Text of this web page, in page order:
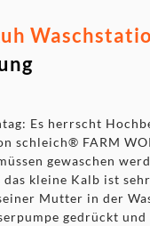
Es herrscht
schleich® FARM
gewaschen
das kleine Kalb ist
Mutter in der
gedrückt und